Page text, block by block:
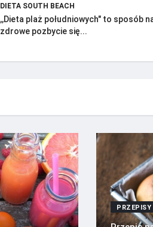
DIETA SOUTH BEACH
,,Dieta plaż południowych" to sposób
zdrowe pozbycie się...
PRZEPISY